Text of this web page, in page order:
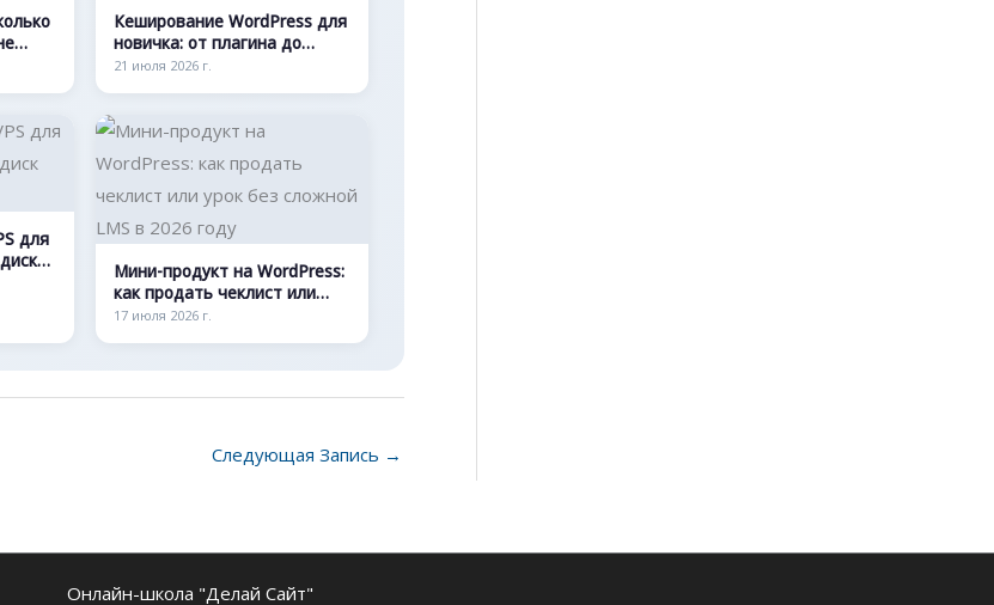
Кеширование WordPress для
новичка: от плагина до
серверного кэша в 2026 году
21 июля 2026 г.
для
Мини-продукт на WordPress:
как продать чеклист или
урок без сложной LMS в
17 июля 2026 г.
Следующая Запись →
Онлайн-школа "Делай Сайт"